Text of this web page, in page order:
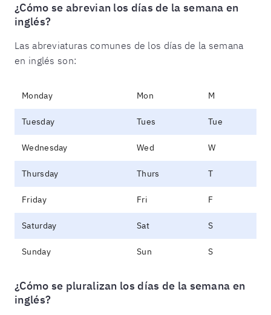
¿Cómo se abrevian los días de la semana en
inglés?
Las abreviaturas comunes de los días de la semana
en inglés son:
Monday Mon M
Tuesday Tues Tue
Wednesday Wed W
Thursday Thurs T
Friday Fri F
Saturday Sat S
Sunday Sun S
¿Cómo se pluralizan los días de la semana en
inglés?